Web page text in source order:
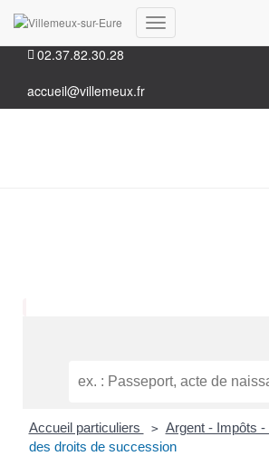
35, Grande rue 28210 Villemeux-sur-Eure
02.37.82.30.28
accueil@villemeux.fr
Déplier
Accueil particuliers > Argent - Impôts
des droits de succession